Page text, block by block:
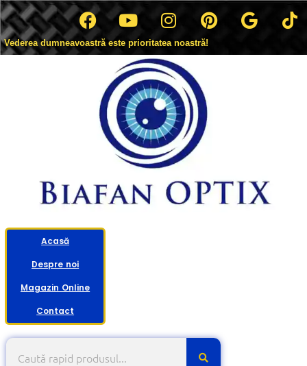
Vederea dumneavoastră este prioritatea noastră!
Acasă
Despre noi
Magazin Online
Contact